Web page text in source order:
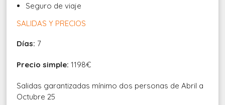
Seguro de viaje
SALIDAS Y PRECIOS
Días: 7
Precio simple: 1198€
Salidas garantizadas mínimo dos personas de Abril a
Octubre 25